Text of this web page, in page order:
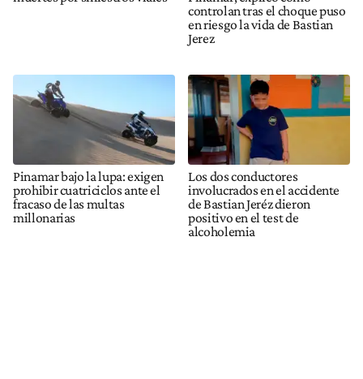
controlan tras el choque puso
en riesgo la vida de Bastian
Jerez
Pinamar bajo la lupa: exigen
prohibir cuatriciclos ante el
fracaso de las multas
millonarias
Los dos conductores
involucrados en el accidente
de Bastian Jeréz dieron
positivo en el test de
alcoholemia